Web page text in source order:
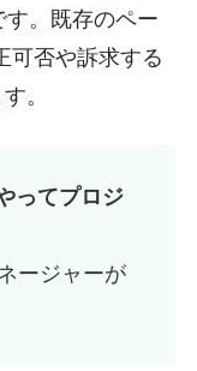
。既存のペー
可否や訴求する
。
ってプロジ
ージャーが